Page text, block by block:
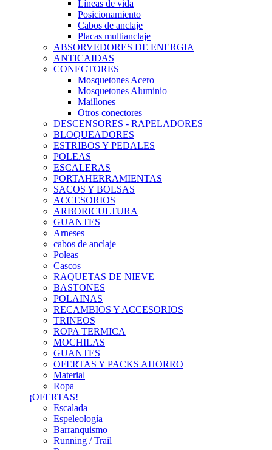
Líneas de vida
Posicionamiento
Cabos de anclaje
Placas multianclaje
ABSORVEDORES DE ENERGIA
ANTICAIDAS
CONECTORES
Mosquetones Acero
Mosquetones Aluminio
Maillones
Otros conectores
DESCENSORES - RAPELADORES
BLOQUEADORES
ESTRIBOS Y PEDALES
POLEAS
ESCALERAS
PORTAHERRAMIENTAS
SACOS Y BOLSAS
ACCESORIOS
ARBORICULTURA
GUANTES
Arneses
cabos de anclaje
Poleas
Cascos
RAQUETAS DE NIEVE
BASTONES
POLAINAS
RECAMBIOS Y ACCESORIOS
TRINEOS
ROPA TERMICA
MOCHILAS
GUANTES
OFERTAS Y PACKS AHORRO
Material
Ropa
¡OFERTAS!
Escalada
Espeleología
Barranquismo
Running / Trail